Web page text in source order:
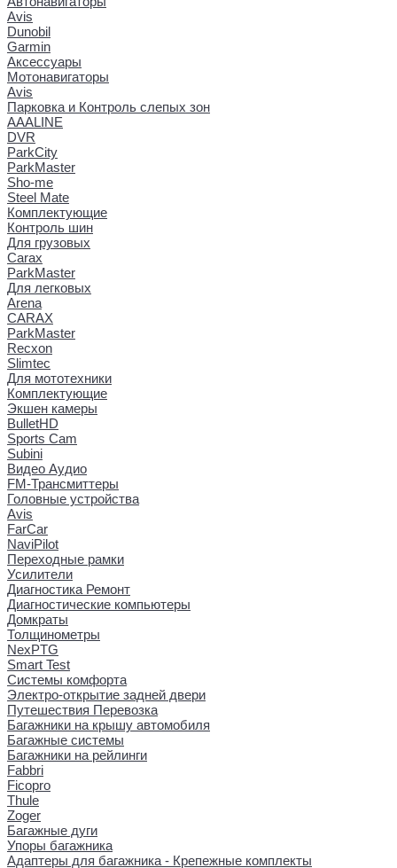
Avis
Dunobil
Garmin
Аксессуары
Мотонавигаторы
Avis
Парковка и Контроль слепых зон
AAALINE
DVR
ParkCity
ParkMaster
Sho-me
Steel Mate
Комплектующие
Контроль шин
Для грузовых
Carax
ParkMaster
Для легковых
Arena
CARAX
ParkMaster
Recxon
Slimtec
Для мототехники
Комплектующие
Экшен камеры
BulletHD
Sports Cam
Subini
Видео Аудио
FM-Трансмиттеры
Головные устройства
Avis
FarCar
NaviPilot
Переходные рамки
Усилители
Диагностика Ремонт
Диагностические компьютеры
Домкраты
Толщинометры
NexPTG
Smart Test
Системы комфорта
Электро-открытие задней двери
Путешествия Перевозка
Багажники на крышу автомобиля
Багажные системы
Багажники на рейлинги
Fabbri
Ficopro
Thule
Zoger
Багажные дуги
Упоры багажника
Адаптеры для багажника - Крепежные комплекты